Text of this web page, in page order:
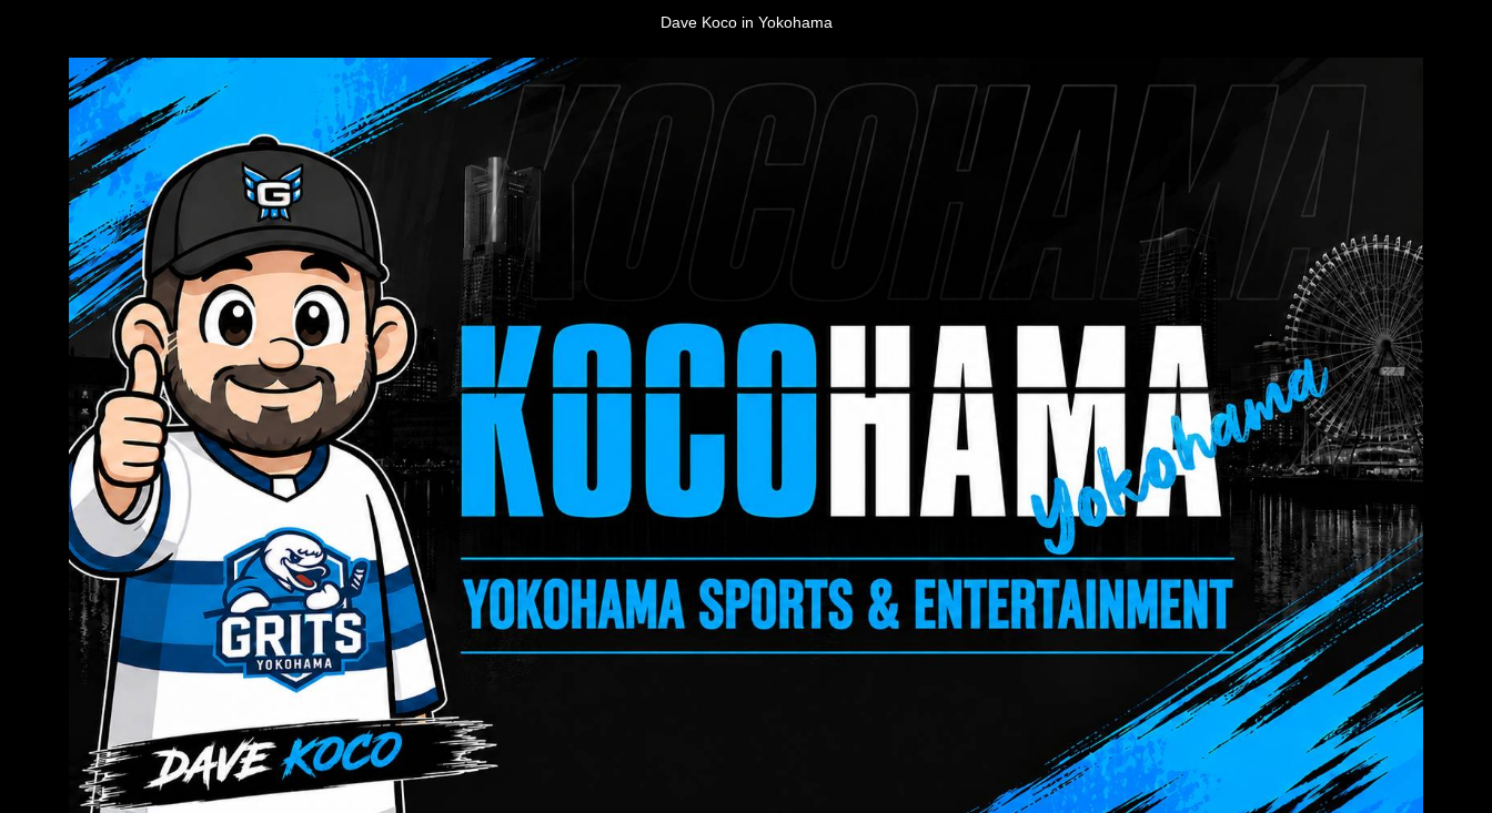
Dave Koco in Yokohama